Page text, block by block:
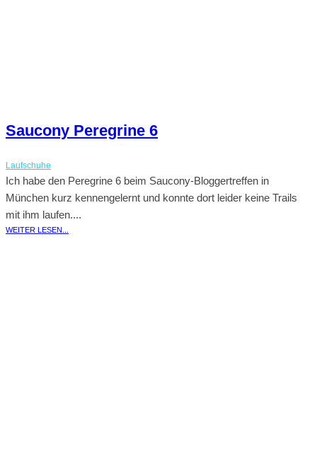
Saucony Peregrine 6
Laufschuhe
Ich habe den Peregrine 6 beim Saucony-Bloggertreffen in
München kurz kennengelernt und konnte dort leider keine Trails
mit ihm laufen....
WEITER LESEN...